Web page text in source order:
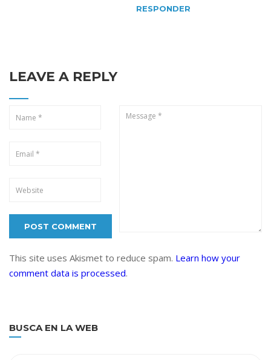
RESPONDER
LEAVE A REPLY
This site uses Akismet to reduce spam. Learn how your
comment data is processed.
BUSCA EN LA WEB